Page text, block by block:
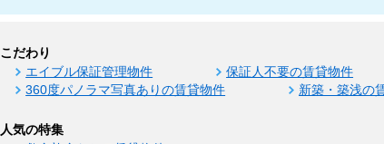
こだわり
エイブル保証管理物件 保証人不要の賃貸物件
360度パノラマ写真ありの賃貸物件
新築・築浅の
人気の特集